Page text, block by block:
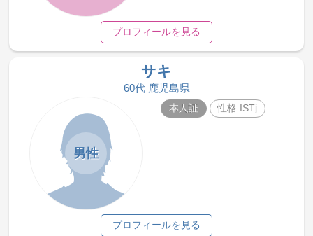
プロフィールを見る
サキ
60代 鹿児島県
男性
本人証 性格 ISTj
プロフィールを見る